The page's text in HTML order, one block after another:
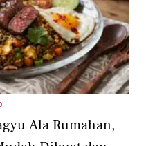
Ala Rumahan,